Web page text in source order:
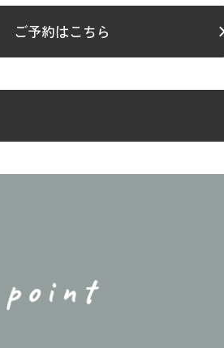
ご予約はこちら